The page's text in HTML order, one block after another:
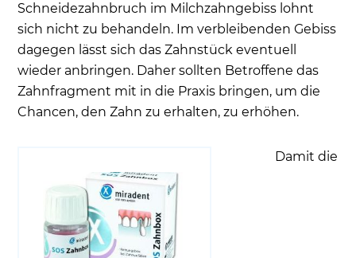
Schneidezahnbruch im Milchzahngebiss lohnt
sich nicht zu behandeln. Im verbleibenden Gebiss
dagegen lässt sich das Zahnstück eventuell
wieder anbringen. Daher sollten Betroffene das
Zahnfragment mit in die Praxis bringen, um die
Chancen, den Zahn zu erhalten, zu erhöhen.
Damit die